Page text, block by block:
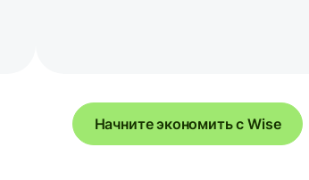
Начните экономить с Wise